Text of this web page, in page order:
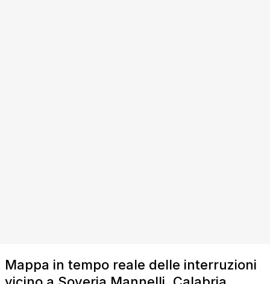
Mappa in tempo reale delle interruzioni